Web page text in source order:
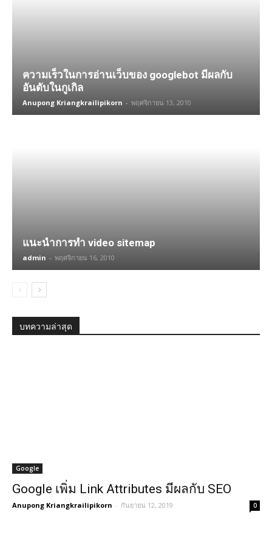
ความเร็วในการอ่านเว็บของ googlebot มีผลกับ
อันดับในกูเกิล
Anupong Kriangkrailipikorn - พฤศจิกายน 13, 2010
แนะนำการทำ video sitemap
admin - พฤศจิกายน 16, 2010
บทความล่าสุด
Google
Google เพิ่ม Link Attributes มีผลกับ SEO
Anupong Kriangkrailipikorn - กันยายน 12, 2019 0